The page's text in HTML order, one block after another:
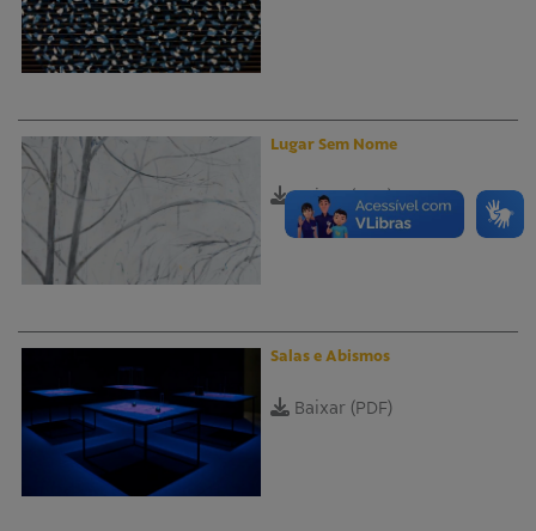
Lugar Sem Nome
Baixar (PDF)
Salas e Abismos
Baixar (PDF)